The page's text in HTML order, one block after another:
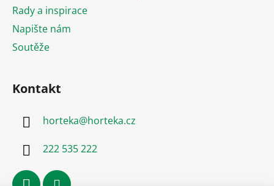
Rady a inspirace
Napište nám
Soutěže
Kontakt
horteka@horteka.cz
222 535 222